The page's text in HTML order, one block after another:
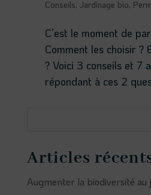
Conseils, Jardinage bio,
C’est le moment de
Comment les choisir ?
? Voici 3 conseils et 7
répondant à ces 2
Articles
Augmenter la biodiversité au